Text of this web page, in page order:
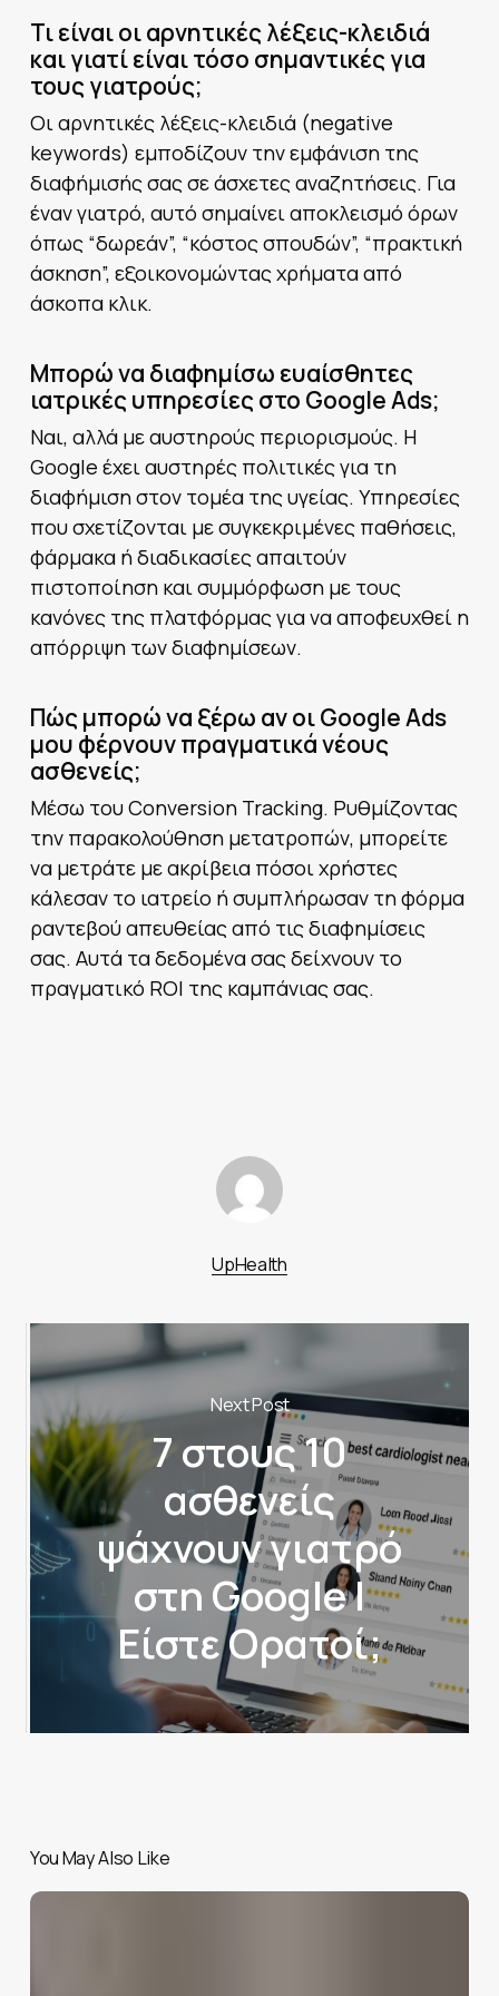
Τι είναι οι αρνητικές λέξεις-κλειδιά
και γιατί είναι τόσο σημαντικές για
τους γιατρούς;
Οι αρνητικές λέξεις-κλειδιά (negative
keywords) εμποδίζουν την εμφάνιση της
διαφήμισής σας σε άσχετες αναζητήσεις. Για
έναν γιατρό, αυτό σημαίνει αποκλεισμό όρων
όπως “δωρεάν”, “κόστος σπουδών”, “πρακτική
άσκηση”, εξοικονομώντας χρήματα από
άσκοπα κλικ.
Μπορώ να διαφημίσω ευαίσθητες
ιατρικές υπηρεσίες στο Google Ads;
Ναι, αλλά με αυστηρούς περιορισμούς. Η
Google έχει αυστηρές πολιτικές για τη
διαφήμιση στον τομέα της υγείας. Υπηρεσίες
που σχετίζονται με συγκεκριμένες παθήσεις,
φάρμακα ή διαδικασίες απαιτούν
πιστοποίηση και συμμόρφωση με τους
κανόνες της πλατφόρμας για να αποφευχθεί η
απόρριψη των διαφημίσεων.
Πώς μπορώ να ξέρω αν οι Google Ads
μου φέρνουν πραγματικά νέους
ασθενείς;
Μέσω του Conversion Tracking. Ρυθμίζοντας
την παρακολούθηση μετατροπών, μπορείτε
να μετράτε με ακρίβεια πόσοι χρήστες
κάλεσαν το ιατρείο ή συμπλήρωσαν τη φόρμα
ραντεβού απευθείας από τις διαφημίσεις
σας. Αυτά τα δεδομένα σας δείχνουν το
πραγματικό ROI της καμπάνιας σας.
UpHealth
Next Post
7 στους 10
ασθενείς
ψάχνουν γιατρό
στη Google |
Είστε Ορατοί;
You May Also Like
Email